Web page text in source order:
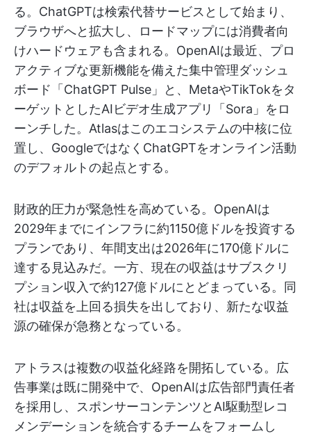
る。ChatGPTは検索代替サービスとして始まり、
ブラウザへと拡大し、ロードマップには消費者向
けハードウェアも含まれる。OpenAIは最近、プロ
アクティブな更新機能を備えた集中管理ダッシュ
ボード「ChatGPT Pulse」と、MetaやTikTokをタ
ーゲットとしたAIビデオ生成アプリ「Sora」をロ
ーンチした。Atlasはこのエコシステムの中核に位
置し、GoogleではなくChatGPTをオンライン活動
のデフォルトの起点とする。
財政的圧力が緊急性を高めている。OpenAIは
2029年までにインフラに約1150億ドルを投資する
プランであり、年間支出は2026年に170億ドルに
達する見込みだ。一方、現在の収益はサブスクリ
プション収入で約127億ドルにとどまっている。同
社は収益を上回る損失を出しており、新たな収益
源の確保が急務となっている。
アトラスは複数の収益化経路を開拓している。広
告事業は既に開発中で、OpenAIは広告部門責任者
を採用し、スポンサーコンテンツとAI駆動型レコ
メンデーションを統合するチームをフォームし